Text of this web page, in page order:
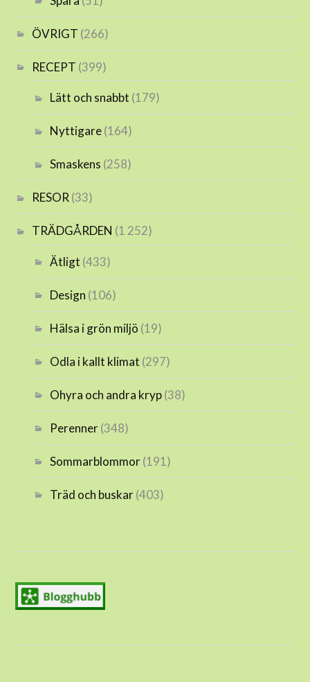
ÖVRIGT (266)
RECEPT (399)
Lätt och snabbt (179)
Nyttigare(164)
Smaskens (258)
RESOR(33)
TRÄDGÅRDEN (1 252)
Ätligt (433)
Design (106)
Hälsa i grön miljö (19)
Odla i kallt klimat (297)
Ohyra och andra kryp(38)
Perenner(348)
Sommarblommor(191)
Träd och buskar(403)